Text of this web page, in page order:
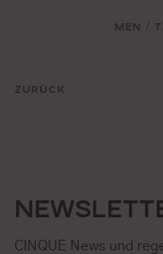
ZURÜCK
MEN
CINQUE News und